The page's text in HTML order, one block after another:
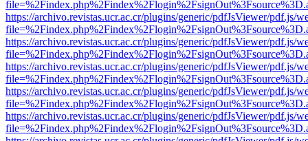
https://archivo.revistas.ucr.ac.cr/plugins/generic/pdfJsViewer/pdf.js/
https://archivo.revistas.ucr.ac.cr/plugins/generic/pdfJsViewer/pdf.js/
https://archivo.revistas.ucr.ac.cr/plugins/generic/pdfJsViewer/pdf.js/
https://archivo.revistas.ucr.ac.cr/plugins/generic/pdfJsViewer/pdf.js/
https://archivo.revistas.ucr.ac.cr/plugins/generic/pdfJsViewer/pdf.js/